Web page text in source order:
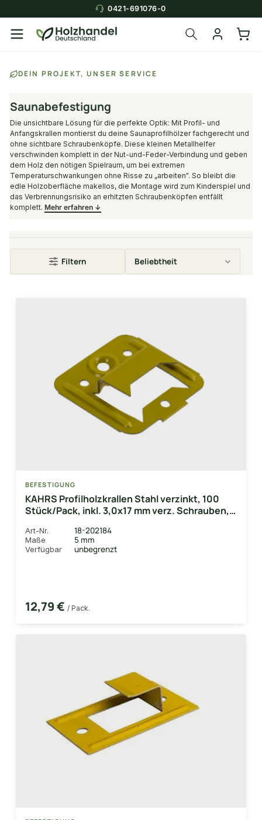
0421-691076-0
DEIN PROJEKT, UNSER SERVICE
Saunabefestigung
Die unsichtbare Lösung für die perfekte Optik: Mit Profil- und
Anfangskrallen montierst du deine Saunaprofilhölzer fachgerecht und
ohne sichtbare Schraubenköpfe. Diese kleinen Metallhelfer
verschwinden komplett in der Nut-und-Feder-Verbindung und geben
dem Holz den nötigen Spielraum, um bei extremen
Temperaturschwankungen ohne Risse zu „arbeiten". So bleibt die
edle Holzoberfläche makellos, die Montage wird zum Kinderspiel und
das Verbrennungsrisiko an erhitzten Schraubenköpfen entfällt
komplett. Mehr erfahren ↓
Filtern
BEFESTIGUNG
KAHRS Profilholzkrallen Stahl verzinkt, 100
Stück/Pack, inkl. 3,0x17 mm verz. Schrauben,
Art-Nr. 18-202184
Maße 5 mm
Verfügbar unbegrenzt
12,79 € / Pack.